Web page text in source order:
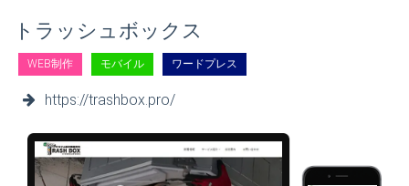
トラッシュボックス
WEB制作 モバイル ワードプレス
https://trashbox.pro/